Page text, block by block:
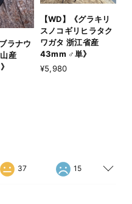
ラナウ
産
【WD】《グラキリ
スノコギリヒラタク
ワガタ 浙江省産
43mm ♂単》
¥5,980
37 15